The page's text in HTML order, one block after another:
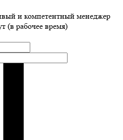
и компетентный менеджер
(в рабочее время)